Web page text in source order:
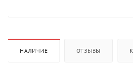
НАЛИЧИЕ ОТЗЫВЫ